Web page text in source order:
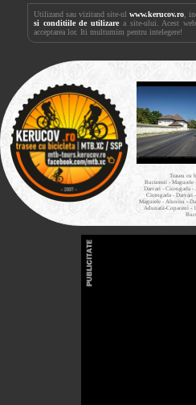
Utilizand sau vizitand site-ulwww.kerucov.ro ,
si conditiile de utilizare a site-ului. Acest
acceptarea lor. Iti multumim pentru intelegere!
Traseu cu
Bucuresti -
Darvari - Ciorogarla -
Ciorogarla - Darvari
Magurele - Alunisu -
Adunatii-Copaceni -